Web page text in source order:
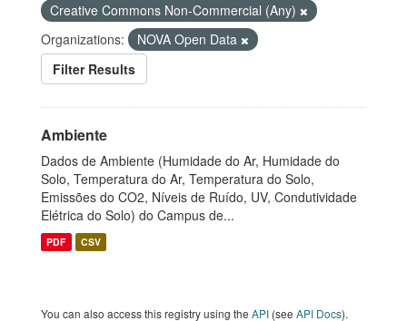
Creative Commons Non-Commercial (Any)
Organizations:
NOVA Open Data
Filter Results
Ambiente
Dados de Ambiente (Humidade do Ar, Humidade do
Solo, Temperatura do Ar, Temperatura do Solo,
Emissões do CO2, Níveis de Ruído, UV, Condutividade
Elétrica do Solo) do Campus de...
PDF CSV
You can also access this registry using the API (see API Docs).